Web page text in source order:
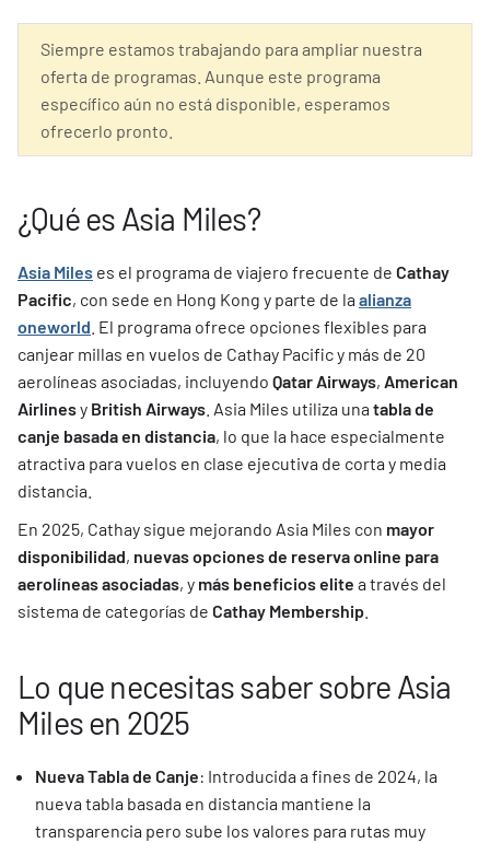
Siempre estamos trabajando para ampliar nuestra
oferta de programas. Aunque este programa
específico aún no está disponible, esperamos
ofrecerlo pronto.
¿Qué es Asia Miles?
Asia Miles es el programa de viajero frecuente de Cathay
Pacific, con sede en Hong Kong y parte de la alianza
oneworld . El programa ofrece opciones flexibles para
canjear millas en vuelos de Cathay Pacific y más de 20
aerolíneas asociadas, incluyendo Qatar Airways, American
Airlinesy British Airways . Asia Miles utiliza una tabla de
canje basada en distancia, lo que la hace especialmente
atractiva para vuelos en clase ejecutiva de corta y media
distancia.
En 2025, Cathay sigue mejorando Asia Miles con mayor
disponibilidad, nuevas opciones de reserva online para
aerolíneas asociadas, y más beneficios elite a través del
sistema de categorías de Cathay Membership
Lo que necesitas saber sobre Asia
Miles en 2025
Nueva Tabla de Canje: Introducida a fines de 2024, la
nueva tabla basada en distancia mantiene la
transparencia pero sube los valores para rutas muy